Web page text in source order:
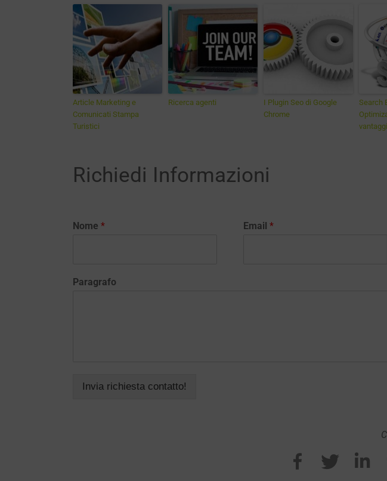
Article Marketing e
Comunicati Stampa
Turistici
Ricerca agenti
I Plugin Seo di Google
Chrome
Search
Richiedi Informazioni
Nome * Email *
Paragrafo
Invia richiesta contatto!